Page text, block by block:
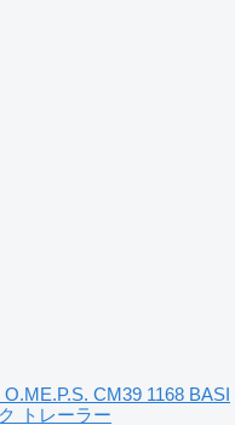
CM39 1168 BASI
トレーラー